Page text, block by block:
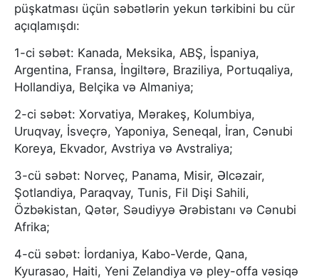
püşkatması üçün səbətlərin yekun tərkibini bu cür
açıqlamışdı:
1-ci səbət: Kanada, Meksika, ABŞ, İspaniya,
Argentina, Fransa, İngiltərə, Braziliya, Portuqaliya,
Hollandiya, Belçika və Almaniya;
2-ci səbət: Xorvatiya, Mərakeş, Kolumbiya,
Uruqvay, İsveçrə, Yaponiya, Seneqal, İran, Cənubi
Koreya, Ekvador, Avstriya və Avstraliya;
3-cü səbət: Norveç, Panama, Misir, Əlcəzair,
Şotlandiya, Paraqvay, Tunis, Fil Dişi Sahili,
Özbəkistan, Qətər, Səudiyyə Ərəbistanı və Cənubi
Afrika;
4-cü səbət: İordaniya, Kabo-Verde, Qana,
Kyurasao, Haiti, Yeni Zelandiya və pley-offa vəsiqə